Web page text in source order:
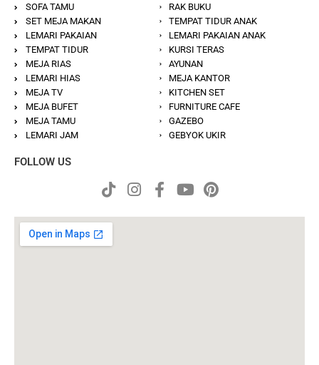
SOFA TAMU
SET MEJA MAKAN
LEMARI PAKAIAN
TEMPAT TIDUR
MEJA RIAS
LEMARI HIAS
MEJA TV
MEJA BUFET
MEJA TAMU
LEMARI JAM
RAK BUKU
TEMPAT TIDUR ANAK
LEMARI PAKAIAN ANAK
KURSI TERAS
AYUNAN
MEJA KANTOR
KITCHEN SET
FURNITURE CAFE
GAZEBO
GEBYOK UKIR
FOLLOW US